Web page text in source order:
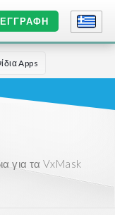
ΕΓΓΡΑΦΉ
Apps
για τα VxMask